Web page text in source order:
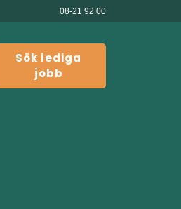
08-21 92 00
Sök lediga
jobb